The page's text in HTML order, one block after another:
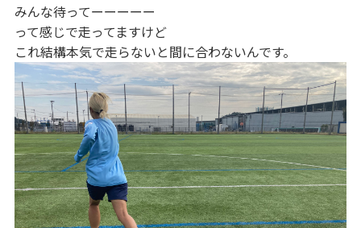
みんな待ってーーーーー
って感じで走ってますけど
これ結構本気で走らないと間に合わないんです。